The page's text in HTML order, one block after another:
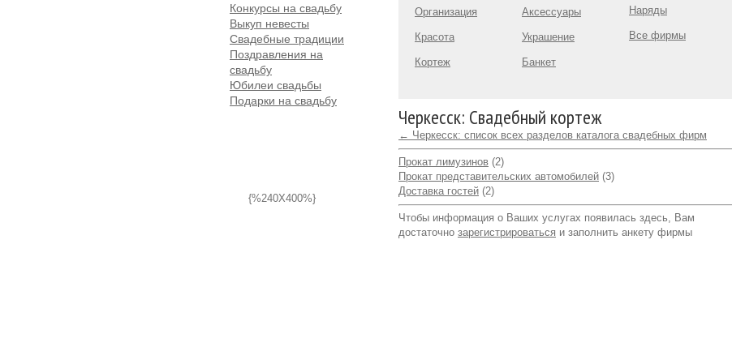
Конкурсы на свадьбу
Выкуп невесты
Свадебные традиции
Поздравления на
свадьбу
Юбилеи свадьбы
Подарки на свадьбу
{%240X400%}
Организация
Красота
Кортеж
Аксессуары
Украшение
Банкет
Наряды
Все фирмы
Черкесск: Свадебный кортеж
← Черкесск: список всех разделов каталога свадебных фирм
Прокат лимузинов (2)
Прокат представительских автомобилей (3)
Доставка гостей (2)
Чтобы информация о Ваших услугах появилась здесь, Вам
достаточно зарегистрироваться и заполнить анкету фирмы